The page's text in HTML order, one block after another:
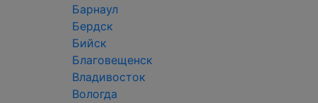
Барнаул
Бердск
Бийск
Благовещенск
Владивосток
Вологда